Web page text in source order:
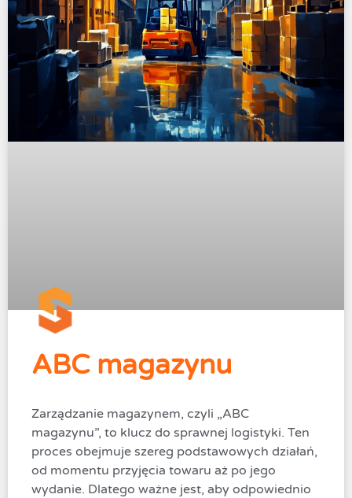
ABC magazynu
Zarządzanie magazynem, czyli „ABC
magazynu”, to klucz do sprawnej logistyki. Ten
proces obejmuje szereg podstawowych działań,
od momentu przyjęcia towaru aż po jego
wydanie. Dlatego ważne jest, aby odpowiednio